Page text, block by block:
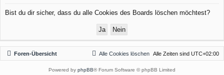
rif
n
n
Bist du dir sicher, dass du alle Cookies des Boards löschen möchtest?
Foren-Übersicht Alle Zeiten sind UTC+02:00
Alle Cookies löschen
Powered by phpBB® Forum Software © phpBB Limited